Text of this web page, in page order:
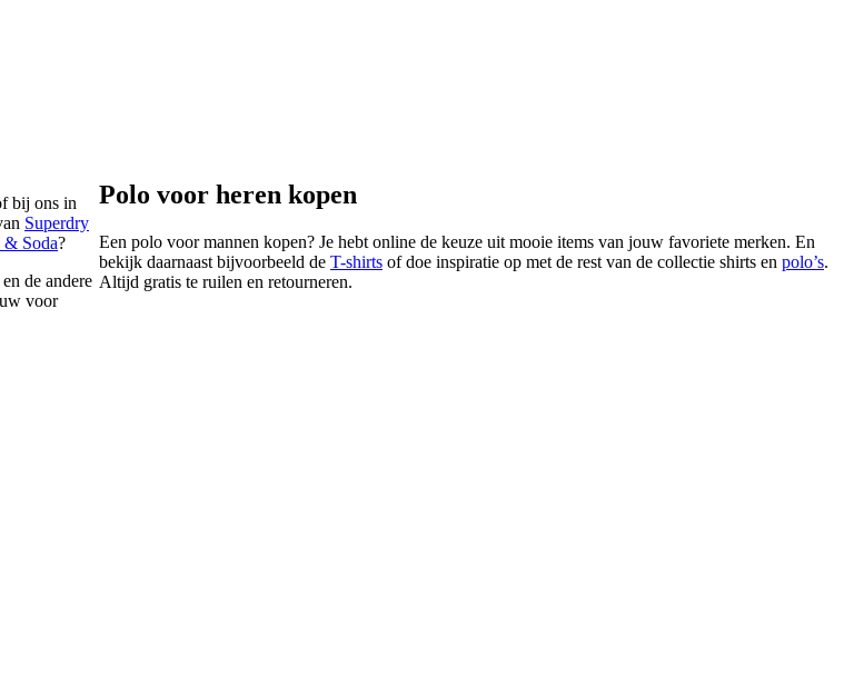
bij ons in
Superdry
& Soda?
en de andere
voor
Polo voor heren kopen
Een polo voor mannen kopen? Je hebt online de keuze uit mooie items van jouw favoriete merken. En
bekijk daarnaast bijvoorbeeld de T-shirts of doe inspiratie op met de rest van de collectie shirts en polo’s.
Altijd gratis te ruilen en retourneren.